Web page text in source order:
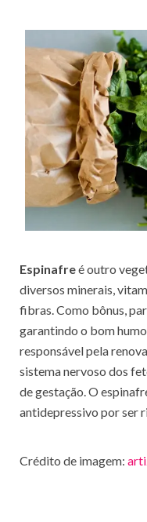
Espinafreé outro
diversos minerais,
fibras. Como bônus,
garantindo o bom
responsável pela
sistema nervoso dos
de gestação. O
antidepressivo por ser
Crédito de imagem: